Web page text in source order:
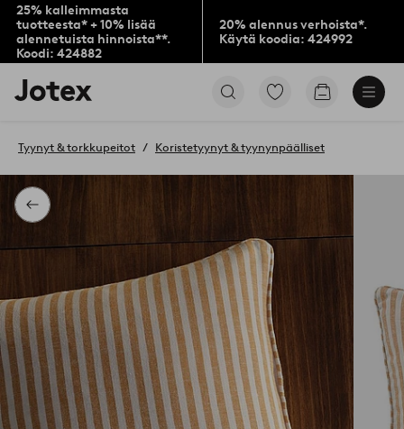
25% kalleimmasta
tuotteesta* + 10% lisää
alennetuista hinnoista**.
Koodi: 424882
20% alennus verhoista*.
Käytä koodia: 424992
Jotex-
logo
aloitussivulle
Siirry
Siirry
Takaisin
Tyynyt & torkkupeitot Koristetyynyt & tyynynpäälliset